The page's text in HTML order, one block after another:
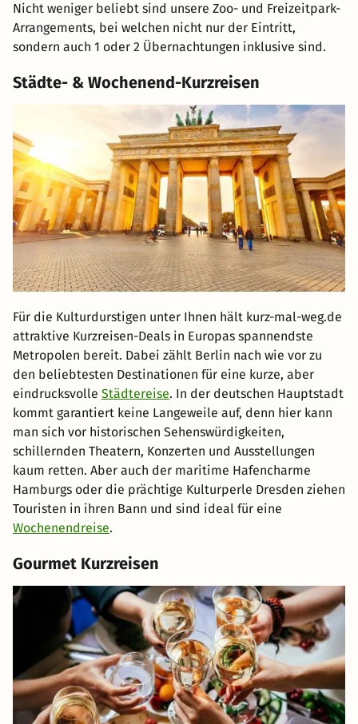
Nicht weniger beliebt sind unsere Zoo- und Freizeitpark-
Arrangements, bei welchen nicht nur der Eintritt,
sondern auch 1 oder 2 Übernachtungen inklusive sind.
Städte- & Wochenend-Kurzreisen
Für die Kulturdurstigen unter Ihnen hält kurz-mal-weg.de
attraktive Kurzreisen-Deals in Europas spannendste
Metropolen bereit. Dabei zählt Berlin nach wie vor zu
den beliebtesten Destinationen für eine kurze, aber
eindrucksvolle Städtereise. In der deutschen Hauptstadt
kommt garantiert keine Langeweile auf, denn hier kann
man sich vor historischen Sehenswürdigkeiten,
schillernden Theatern, Konzerten und Ausstellungen
kaum retten. Aber auch der maritime Hafencharme
Hamburgs oder die prächtige Kulturperle Dresden ziehen
Touristen in ihren Bann und sind ideal für eine
Wochenendreise.
Gourmet Kurzreisen